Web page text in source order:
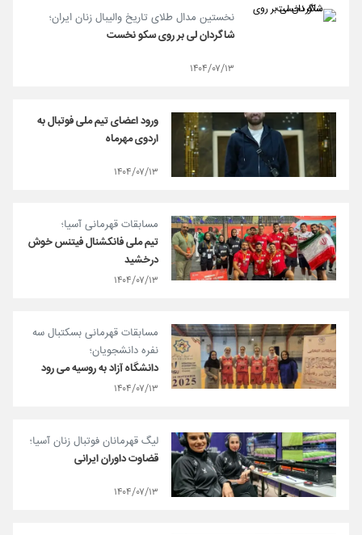
نخستین مدال طلای تاریخ والیبال زنان ایران؛
شاگردان لی بر روی سکو نخست
۱۴۰۴/۰۷/۱۳
ورود اعضای تیم ملی فوتبال به
اردوی مهرماه
۱۴۰۴/۰۷/۱۳
مسابقات قهرمانی آسیا؛
تیم ملی فانکشنال فیتنس خوش
درخشید
۱۴۰۴/۰۷/۱۳
مسابقات قهرمانی بسکتبال سه
نفره دانشجویان؛
دانشگاه آزاد به روسیه می رود
۱۴۰۴/۰۷/۱۳
لیگ قهرمانان فوتبال زنان آسیا؛
قضاوت داوران ایرانی
۱۴۰۴/۰۷/۱۳